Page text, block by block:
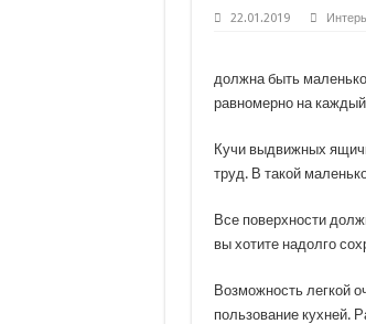
22.01.2019
должна быть
равномерно на
Кучи выдвижных
труд. В такой
Все поверхности
вы хотите надолго
Возможность легкой
пользование кухней.